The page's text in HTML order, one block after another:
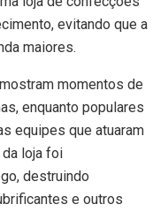
evitando que a
maiores.
momentos de
enquanto populares
equipes que atuaram
da loja foi
destruindo
e outros